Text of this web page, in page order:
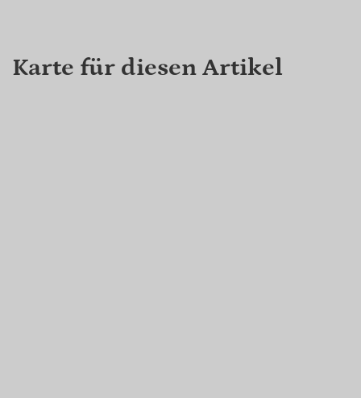
Karte für diesen Artikel